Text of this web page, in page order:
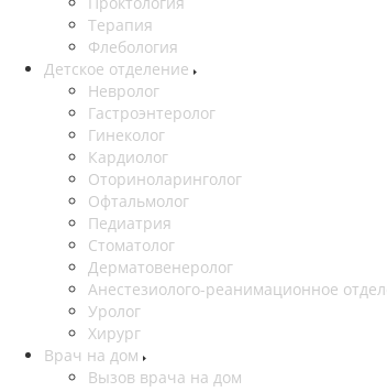
Терапия
Флебология
Детское отделение
Невролог
Гастроэнтеролог
Гинеколог
Кардиолог
Оториноларинголог
Офтальмолог
Педиатрия
Стоматолог
Дерматовенеролог
Анестезиолого-реанимационное
Уролог
Хирург
Врач на дом
Вызов врача на дом